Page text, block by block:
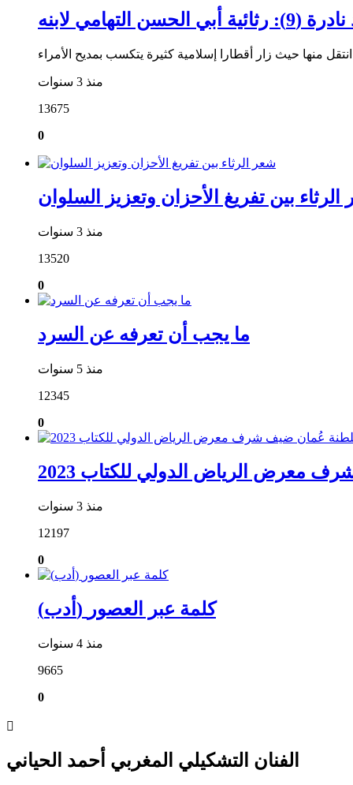
أبي الحسن التهامي لابنه
منذ 3 سنوات
13675
0
بين تفريغ الأحزان وتعزيز السلوان
منذ 3 سنوات
13520
0
ما يجب أن تعرفه عن السرد
منذ 5 سنوات
12345
0
الرياض الدولي للكتاب 2023
منذ 3 سنوات
12197
0
(أدب) كلمة عبر العصور
منذ 4 سنوات
9665
0
الفنان التشكيلي المغربي أحمد الحياني